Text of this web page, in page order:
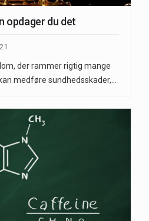
opdager du det
der rammer rigtig mange
medføre sundhedsskader,…